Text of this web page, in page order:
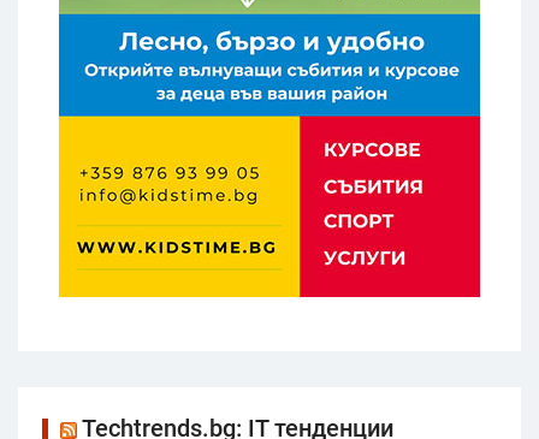
Techtrends.bg: IT тенденции